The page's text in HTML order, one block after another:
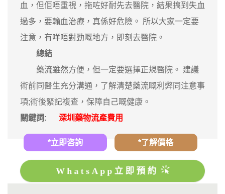
血，但佢唔重視，拖咗好耐先去醫院，結果搞到失血
過多，要輸血治療，真係好危險。 所以大家一定要
注意，有咩唔對勁嘅地方，即刻去醫院。
總結
藥流雖然方便，但一定要選擇正規醫院。 建議
術前同醫生充分溝通，了解清楚藥流嘅利弊同注意事
項;術後緊記複查，保障自己嘅健康。
關鍵詞:
深圳藥物流產費用
*立即咨詢 *了解價格
WhatsApp立即預約